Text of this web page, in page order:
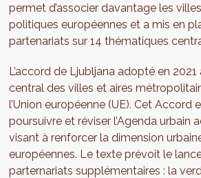
permet d’associer davantage les
politiques européennes et a mis en
partenariats sur 14 thématiques
L’accord de Ljubljana adopté en
central des villes et aires
l’Union européenne (UE). Cet Accord
poursuivre et réviser l’Agenda urbain
visant à renforcer la dimension
européennes. Le texte prévoit le
parternariats supplémentaires : la